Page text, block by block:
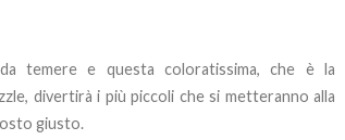
temere e questa coloratissima, che è la
divertirà i più piccoli che si metteranno alla
giusto.